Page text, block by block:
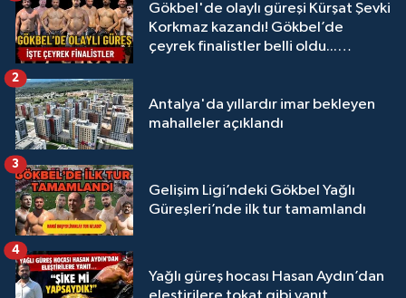
Gökbel'de olaylı güreşi Kürşat Şevki
Korkmaz kazandı! Gökbel’de
çeyrek finalistler belli oldu...
Antalya'da yıllardır imar bekleyen
mahalleler açıklandı
2
Gelişim Ligi’ndeki Gökbel Yağlı
Güreşleri’nde ilk tur tamamlandı
3
Yağlı güreş hocası Hasan Aydın’dan
4